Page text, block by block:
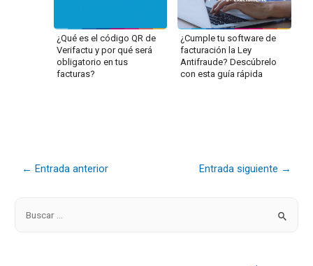
¿Qué es el código QR de
Verifactu y por qué será
obligatorio en tus
facturas?
¿Cumple tu software de
facturación la Ley
Antifraude? Descúbrelo
con esta guía rápida
← Entrada anterior Entrada siguiente →